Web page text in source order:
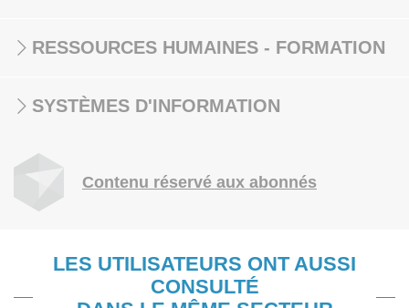
RESSOURCES HUMAINES - FORMATION
SYSTÈMES D'INFORMATION
Contenu réservé aux abonnés
LES UTILISATEURS ONT AUSSI
CONSULTÉ